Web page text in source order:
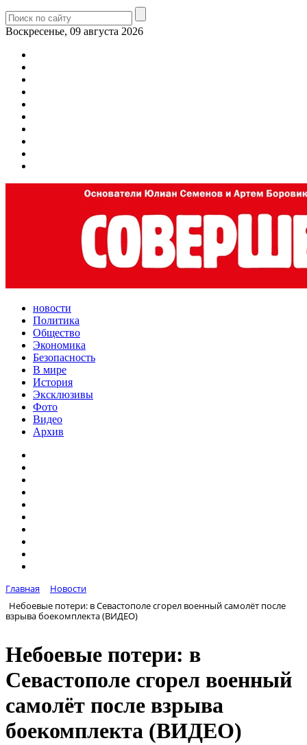
Воскресенье, 09 августа 2026
новости
Политика
Общество
Экономика
Безопасность
В мире
История
Эксклюзивы
Фото
Видео
Архив
Главная
Новости
Небоевые потери: в Севастополе сгорел военный самолёт после
взрыва боекомплекта (ВИДЕО)
Небоевые потери: в
Севастополе сгорел военный
самолёт после взрыва
боекомплекта (ВИДЕО)